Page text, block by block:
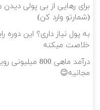
برای رهایی از بی پولی
(شمارتو وارد کن)
به پول نیاز داری؟ این دوره
خلاصت میکنه
درآمد ماهی 800
مجانیه😉